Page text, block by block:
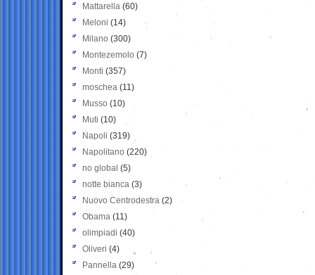
Mattarella (60)
Meloni (14)
Milano (300)
Montezemolo (7)
Monti (357)
moschea (11)
Musso (10)
Muti (10)
Napoli (319)
Napolitano (220)
no global (5)
notte bianca (3)
Nuovo Centrodestra (2)
Obama (11)
olimpiadi (40)
Oliveri (4)
Pannella (29)